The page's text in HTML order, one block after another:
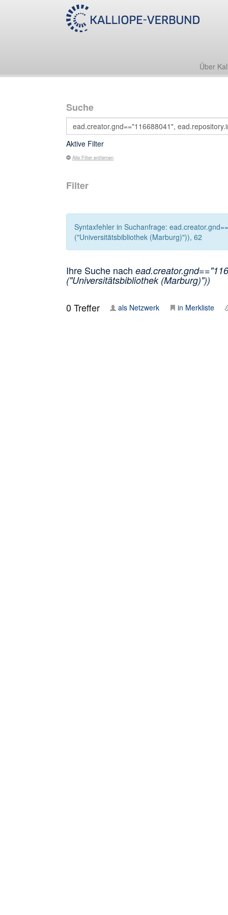
Über
Suche
Aktive Filter
Alle Filter entfernen
Filter
Syntaxfehler in Suchanfrage:
("Universitätsbibliothek (Marburg)")), 62
Ihre Suche nach
("Universitätsbibliothek (Marburg)"))
0Treffer als Netzwerk in Merkliste